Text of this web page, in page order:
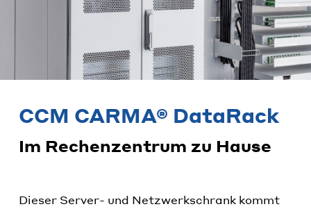
CCM CARMA® DataRack
Im Rechenzentrum zu Hause
Dieser Server- und Netzwerkschrank kommt